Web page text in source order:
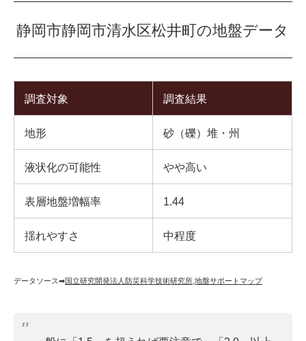
静岡市静岡市清水区松井町の地盤データ
調査対象 調査結果
地形 砂（礫）堆・州
液状化の可能性 やや高い
表層地盤増幅率 1.44
揺れやすさ 中程度
データソース➡︎国立研究開発法人防災科学技術研究所 地盤サポートマップ